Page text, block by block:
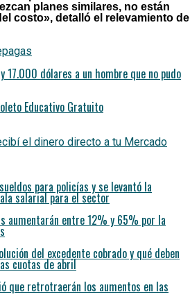
planes similares, no están
costo», detalló el relevamiento de
dólares a un hombre que no pudo
Educativo Gratuito
para policías y se levantó la
salarial para el sector
aumentarán entre 12% y 65% por la
del excedente cobrado y qué deben
cuotas de abril
que retrotraerán los aumentos en las